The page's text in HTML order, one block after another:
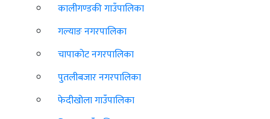
कालीगण्डकी गाउँपालिका
गल्याङ नगरपालिका
चापाकोट नगरपालिका
पुतलीबजार नगरपालिका
फेदीखोला गाउँपालिका